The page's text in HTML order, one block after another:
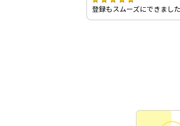
登録もスムーズにできまし